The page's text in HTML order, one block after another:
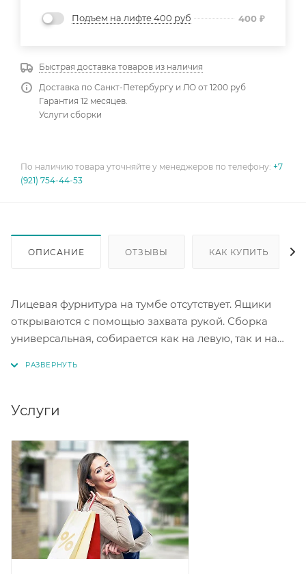
Подъем на лифте 400 руб 400 ₽
Быстрая доставка товаров из наличия
Доставка по Санкт-Петербургу и ЛО от 1200 руб
Гарантия 12 месяцев.
Услуги сборки
По наличию товара уточняйте у менеджеров по телефону: +7
(921) 754-44-53
ОПИСАНИЕ ОТЗЫВЫ КАК КУПИТЬ
Лицевая фурнитура на тумбе отсутствует. Ящики
открываются с помощью захвата рукой. Сборка
универсальная, собирается как на левую, так и на
Услуги